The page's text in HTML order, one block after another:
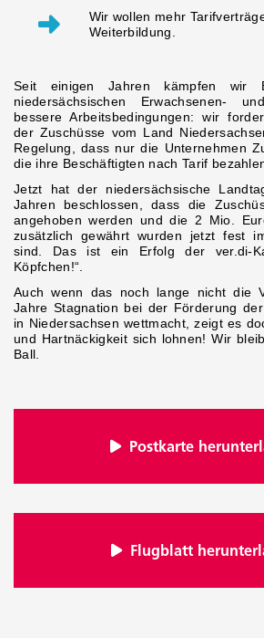
Wir wollen mehr
Weiterbildung.
Seit einigen Jahren kämpfen wir
niedersächsischen Erwachsenen-
bessere Arbeitsbedingungen: wir
der Zuschüsse vom Land
Regelung, dass nur die Unternehmen
die ihre Beschäftigten nach Tarif
Jetzt hat der niedersächsische
Jahren beschlossen, dass die
angehoben werden und die 2 Mio.
zusätzlich gewährt wurden jetzt fest
sind. Das ist ein Erfolg der ver.di-
Köpfchen!“.
Auch wenn das noch lange nicht die
Jahre Stagnation bei der Förderung
in Niedersachsen wettmacht, zeigt es
und Hartnäckigkeit sich lohnen! Wir
Ball.
Postkarte
Flugblatt